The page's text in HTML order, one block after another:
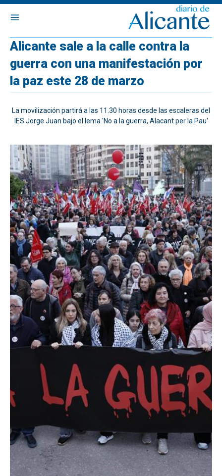
Alicante sale a la calle contra la
guerra con una manifestación por
la paz este 28 de marzo
La movilización partirá a las 11.30 horas desde las escaleras del
IES Jorge Juan bajo el lema 'No a la guerra, Alacant per la Pau'